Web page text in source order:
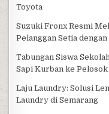
Toyota
Suzuki Fronx Resmi
Pelanggan Setia
Tabungan Siswa
Sapi Kurban ke Pelosok
Laju Laundry: Solusi
Laundry di Semarang